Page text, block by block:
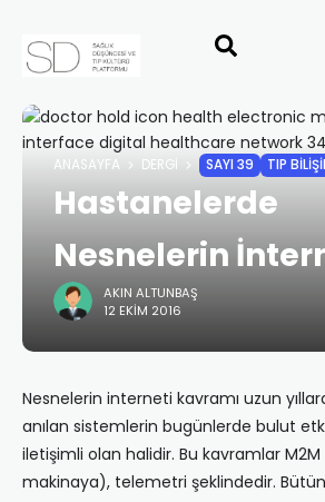
ANASAYFA DERGI SAYI 39 TIP
Hastanelerde
Nesnelerin
AKIN ALTUNBAŞ
12 EKIM 2016
Nesnelerin interneti kavramı uzun
anılan sistemlerin bugünlerde bulut
iletişimli olan halidir. Bu kavramlar
makinaya), telemetri şeklindedir.